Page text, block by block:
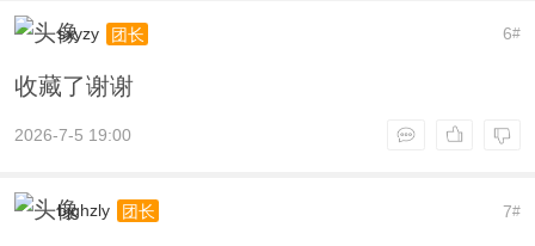
6#
sxyzy 团长
收藏了谢谢
2026-7-5 19:00
7#
bjghzly 团长